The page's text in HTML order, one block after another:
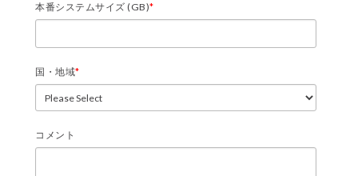
本番システムサイズ (GB)*
国・地域*
コメント